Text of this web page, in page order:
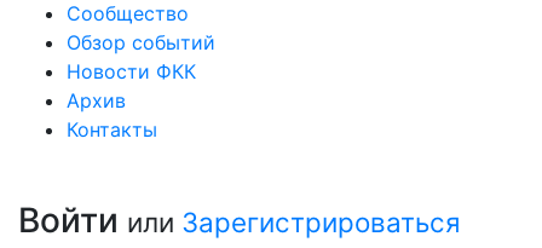
Сообщество
Обзор событий
Новости ФКК
Архив
Контакты
Войти или Зарегистрироваться